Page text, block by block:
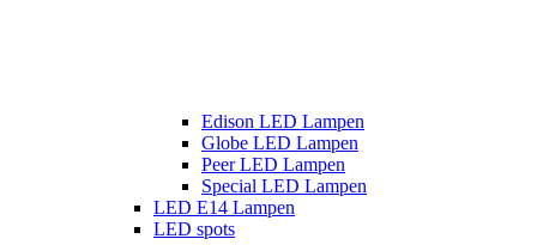
Edison LED Lampen
Globe LED Lampen
Peer LED Lampen
Special LED Lampen
LED E14 Lampen
LED spots